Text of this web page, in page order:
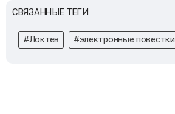
СВЯЗАННЫЕ ТЕГИ
#Локтев #электронные повестки